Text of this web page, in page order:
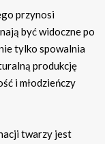
przynosi
być widoczne po
tylko spowalnia
produkcję
i młodzieńczy
twarzy jest